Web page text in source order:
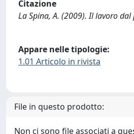
Citazione
La Spina, A. (2009). Il lavoro dal
Appare nelle tipologie:
1.01 Articolo in rivista
File in questo prodotto:
Non ci sono file associati a